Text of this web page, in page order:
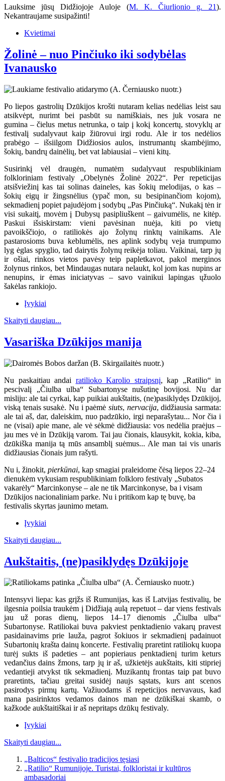
Lauksime jūsų Didžiojoje Auloje (M. K. Čiurlionio g. 21).
Nekantraujame susipažinti!
Kvietimai
Žolinė – nuo Pinčiuko iki sodybėlas
Ivanausko
Po liepos gastrolių Dzūkijos krošti nutaram kelias nedėlias leist sau
atsikvėpt, nurimt bei pasbūt su namiškiais, nes juk vosara ne
gumina – čielus metus netrunka, o taip į kokį koncertų, stovyklų ar
festivalį sudalyvaut kaip žiūrovui irgi rodu. Ale ir tos nedėlios
prabėgo – išsiilgom Didžiosios aulos, instrumantų skambėjimo,
šokių, bandrų dainėlių, bet vat labiausiai – vieni kitų.
Susirinkį vėl draugėn, numatėm sudalyvaut respublikiniam
folkloriniam festivaly „Obelynės Žolinė 2022“. Per repeticijas
atsišviežinį kas tai solinas daineles, kas šokių melodijas, o kas –
šokių eigų ir žingsnėlius (ypač mon, su besipinančiom kojom),
sekmadienį popiet pajudėjom į sodybų „Pas Pinčiuką“. Nukakį tėn ir
visi sukaitį, movėm į Dubysų pasipliuškent – gaivumėlis, ne kitėp.
Paskui išsiskirstam: vieni pavėsinan nuėja, kiti po vietų
pavoikščiojo, o ratiliokės ajo žolynų rinktų vainikams. Ale
pastarosioms buva keblumėlis, nes aplink sodybų veja trumpumo
lyg ėglas spyglio, tad dairytis žolynų reikėja toliau. Vaikinai, tarp jų
ir ošiai, rinkos vietos pavėsy teip papletkavot, pakol merginos
žolynus rinkos, bet Mindaugas nutara nelaukt, kol jom kas nupins ar
nenupins, ir ėmas iniciatyvas – savo vainikui lapingas ųžuolo
šakėlas rankiojo.
Įvykiai
Skaityti daugiau...
Vasariška Dzūkijos manija
Nu paskaitiau andai ratilioko Karolio straipsnį, kap „Ratilio“ in
pescivalį „Čiulba ulba“ Subartonyse nušutinę bovijosi. Nu dar
misliju: ale tai cyrkai, kap puikiai aukštaitis, (ne)pasiklydęs Dzūkijoj,
viską tenais susakė. Nu i paėmė siuts, nervacija, didžiausia sarmata:
ale tai aš, dar, daleiskim, nuo padzūkio, irgi neparašytau... Nor čia i
ne (visai) apie mane, ale vė sėkmė didžiausia: vos nedėlia praėjus –
jau mes vė in Dzūkiją varom. Tai jau čionais, klausykit, kokia, kiba,
dzūkiška manija tą mūs ansamblį suėmus... Ale man tai vis unaris
didžiausias čionais jum rašyti.
Nu i, žinokit, pierkūnai, kap smagiai praleidome čėsą liepos 22–24
dienukėm vykusiam respublikiniam folkloro festivaly „Subatos
vakarėly“ Marcinkonyse – ale ne tik Marcinkonyse, ba i visam
Dzūkijos nacionaliniam parke. Nu i pritikom kap tę buvę, ba
festivalis skyrtas jaunimo metam.
Įvykiai
Skaityti daugiau...
Aukštaitis, (ne)pasiklydęs Dzūkijoje
Intensyvi liepa: kas grįžs iš Rumunijas, kas iš Latvijas festivalių, be
ilgesnia poilsia traukėm į Didžiają aulą repetuot – dar viens festivals
jau už poras dienų, liepos 14–17 dienomis „Čiulba ulba“
Subartonyse. Ratiliokai buva pakviest penktadienio vakarų pravest
pasidainavims prie lauža, pagrot šokiuos ir sekmadienį padainuot
Subartonių krašta dainų koncerte. Festivalių praretint ratiliokų kuopa
turėj sukts iš padeties – ant popieriaus penktadienį turim keturs
vedančius dains žmons, tarp jų ir aš, užkietėjs aukštaits, kiti stipriej
vedantieji atvykst tik sekmadienį. Muzikantų frontas taip pat buvo
praretints, tačiau greitai susidėj naujs sąstats, kurs ant scenos
pasirodys pirmų kartų. Važiuodams iš repeticijos nervavaus, kad
mana pasirinktos vedamos dainos man ne dzūkiškai skamb, o
kažkode aukštaitiškai ir aš nepritaps dzūkų festivaly.
Įvykiai
Skaityti daugiau...
„Balticos“ festivalio tradicijos tęsiasi
„Ratilio“ Rumunijoje. Turistai, folkloristai ir kultūros
ambasadoriai